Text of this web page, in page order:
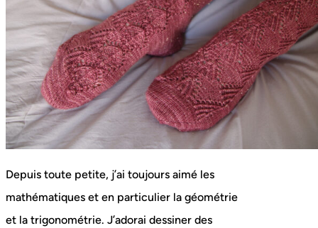
Depuis toute petite, j’ai toujours aimé les
mathématiques et en particulier la géométrie
et la trigonométrie. J’adorai dessiner des